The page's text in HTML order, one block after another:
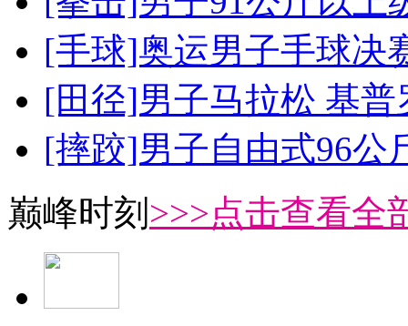
[手球]奥运男子手球决
[田径]男子马拉松 基
[摔跤]男子自由式96公
巅峰时刻 >>>点击查看全